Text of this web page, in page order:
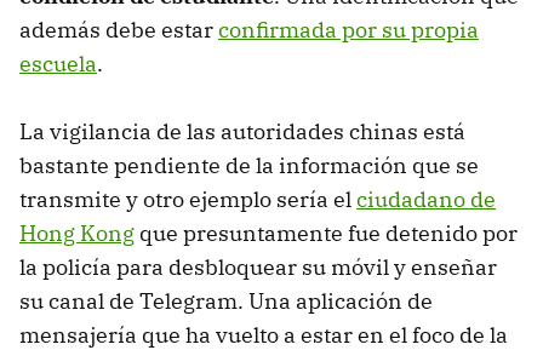
además debe estarconfirmada por su propia
escuela.
La vigilancia de las autoridades chinas está
bastante pendiente de la información que se
transmite y otro ejemplo sería elciudadano de
Hong Kong que presuntamente fue detenido por
la policía para desbloquear su móvil y enseñar
su canal de Telegram. Una aplicación de
mensajería que ha vuelto a estar en el foco de la